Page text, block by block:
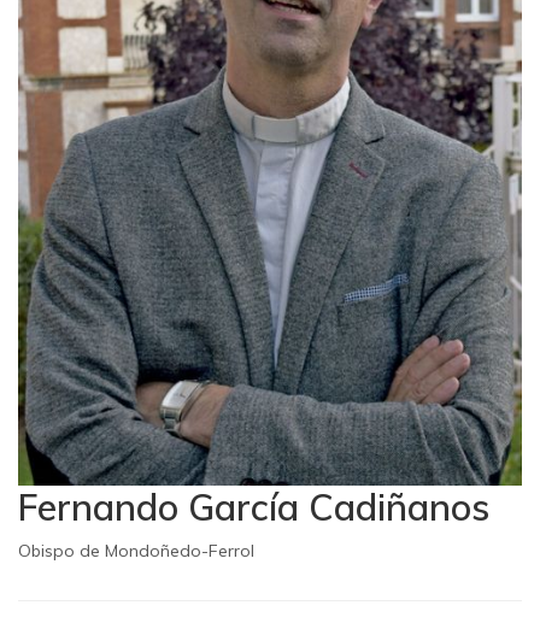
Fernando García Cadiñanos
Obispo de Mondoñedo-Ferrol